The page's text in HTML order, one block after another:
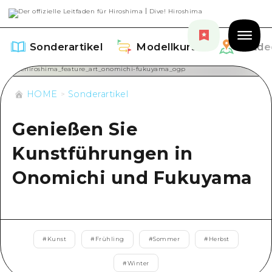
Sonderartikel Modellkurse
Sonderartikel
Aufführen
Kunst
Veranstaltungen / Feste
Essen / Trinken
Modellkurse
Dive! Hiroshima Offizieller Führer
Hiroshima Fantasiereise
Aufführen
Rund um Hiroshima City
Veranstaltungen
HOME Sonderartikel
Genießen Sie
Kunstführungen in
Onomichi und Fukuyama
# Kunst # Frühling #Sommer # Herbst
#Winter